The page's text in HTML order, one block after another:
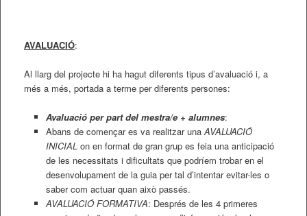
AVALUACIÓ:
Al llarg del projecte hi ha hagut diferents tipus d’avaluació i, a
més a més, portada a terme per diferents persones:
Avaluació per part del mestra/e + alumnes:
Abans de començar es va realitzar unaAVALUACIÓ
INICIAL on en format de gran grup es feia una anticipació
de les necessitats i dificultats que podríem trobar en el
desenvolupament de la guia per tal d’intentar evitar-les o
saber com actuar quan això passés.
AVALUACIÓ FORMATIVA: Després de les 4 primeres